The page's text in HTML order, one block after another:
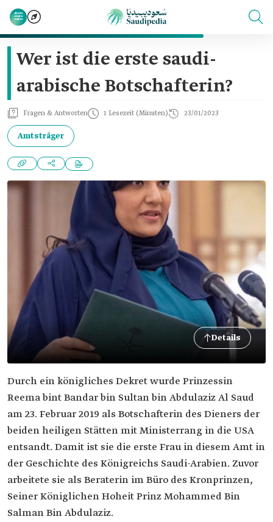
Wer ist die erste saudi-
arabische Botschafterin?
Fragen & Antworten 1 Lesezeit (Minuten) 23/01/2023
Amtsträger
Details
Durch ein königliches Dekret wurde Prinzessin
Reema bint Bandar bin Sultan bin Abdulaziz Al Saud
am 23. Februar 2019 als Botschafterin des Dieners der
beiden heiligen Stätten mit Ministerrang in die USA
entsandt. Damit ist sie die erste Frau in diesem Amt in
der Geschichte des Königreichs Saudi-Arabien. Zuvor
arbeitete sie als Beraterin im Büro des Kronprinzen,
Seiner Königlichen Hoheit Prinz Mohammed Bin
Salman Bin Abdulaziz.